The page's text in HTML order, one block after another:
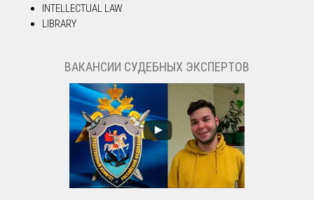
INTELLECTUAL LAW
LIBRARY
ВАКАНСИИ СУДЕБНЫХ ЭКСПЕРТОВ